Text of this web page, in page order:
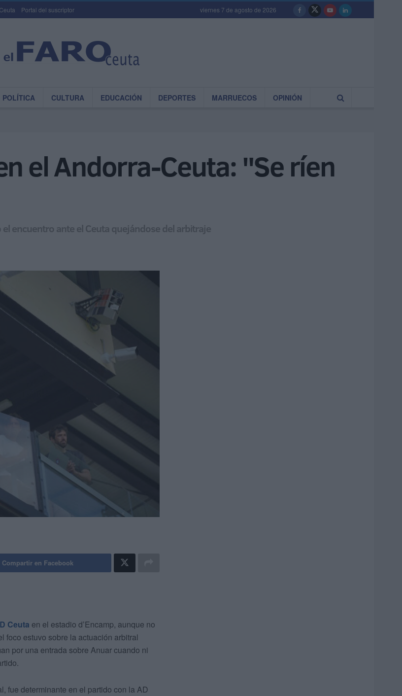
Portal del suscriptor viernes 7 de agosto de 2026
POLÍTICA CULTURA EDUCACIÓN DEPORTES MARRUECOS OPINIÓN
el Andorra-Ceuta: "Se ríen
encuentro ante el Ceuta quejándose del arbitraje
Compartir en Facebook
Ceuta en el estadio d’Encamp, aunque no
foco estuvo sobre la actuación arbitral
por una entrada sobre Anuar cuando ni
fue determinante en el partido con la AD